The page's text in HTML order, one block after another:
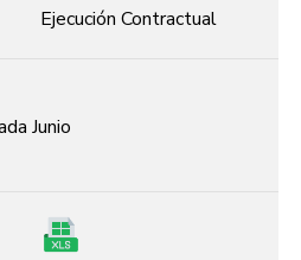
Ejecución Contractual
Junio